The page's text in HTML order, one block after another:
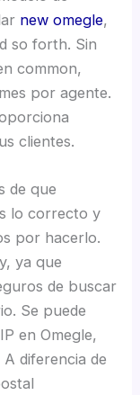
new omegle,
so forth. Sin
common,
por agente.
clientes.
de que
lo correcto y
por hacerlo.
ya que
de buscar
Se puede
en Omegle,
diferencia de